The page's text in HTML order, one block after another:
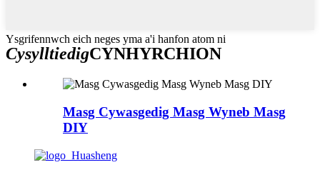
Ysgrifennwch eich neges yma a'i hanfon atom ni
CysylltiedigCYNHYRCHION
Masg Cywasgedig Masg Wyneb Masg
DIY